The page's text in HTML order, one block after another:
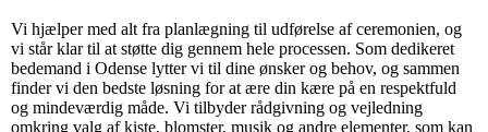
Vi hjælper med alt fra planlægning til udførelse af ceremonien, og
vi står klar til at støtte dig gennem hele processen. Som dedikeret
bedemand i Odense lytter vi til dine ønsker og behov, og sammen
finder vi den bedste løsning for at ære din kære på en respektfuld
og mindeværdig måde. Vi tilbyder rådgivning og vejledning
omkring valg af kiste, blomster, musik og andre elementer, som kan